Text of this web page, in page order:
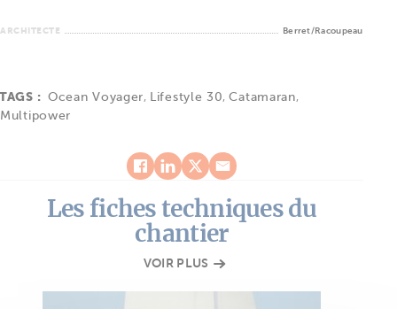
ARCHITECTE Berret/Racoupeau
TAGS : Ocean Voyager, Lifestyle 30,Catamaran,
Multipower
Les fiches techniques du
chantier
VOIR PLUS